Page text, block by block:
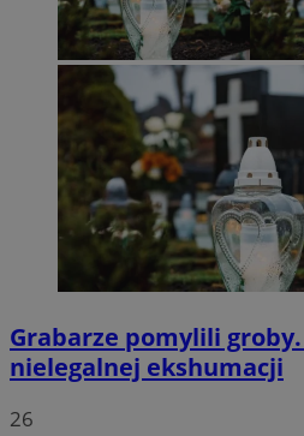
Grabarze pomylili groby.
nielegalnej ekshumacji
26